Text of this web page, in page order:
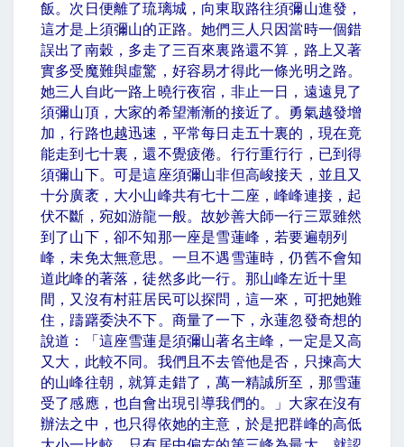
飯。次日便離了琉璃城，向東取路往須彌山進發，
這才是上須彌山的正路。她們三人只因當時一個錯
誤出了南穀，多走了三百來裏路還不算，路上又著
實多受魔難與虛驚，好容易才得此一條光明之路。
她三人自此一路上曉行夜宿，非止一日，遠遠見了
須彌山頂，大家的希望漸漸的接近了。勇氣越發增
加，行路也越迅速，平常每日走五十裏的，現在竟
能走到七十裏，還不覺疲倦。行行重行行，已到得
須彌山下。可是這座須彌山非但高峻接天，並且又
十分廣袤，大小山峰共有七十二座，峰峰連接，起
伏不斷，宛如游龍一般。故妙善大師一行三眾雖然
到了山下，卻不知那一座是雪蓮峰，若要遍朝列
峰，未免太無意思。一旦不遇雪蓮時，仍舊不會知
道此峰的著落，徒然多此一行。那山峰左近十里
間，又沒有村莊居民可以探問，這一來，可把她難
住，躊躇委決不下。商量了一下，永蓮忽發奇想的
說道：「這座雪蓮是須彌山著名主峰，一定是又高
又大，此較不同。我們且不去管他是否，只揀高大
的山峰往朝，就算走錯了，萬一精誠所至，那雪蓮
受了感應，也自會出現引導我們的。」大家在沒有
辦法之中，也只得依她的主意，於是把群峰的高低